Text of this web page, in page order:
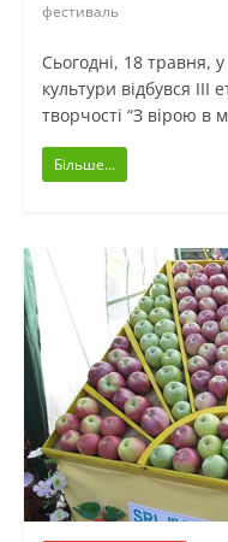
фестиваль
Сьогодні, 18 травня,
культури відбувся III
творчості “З вірою в
Більше...